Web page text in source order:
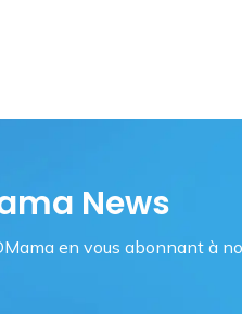
News
en vous abonnant à